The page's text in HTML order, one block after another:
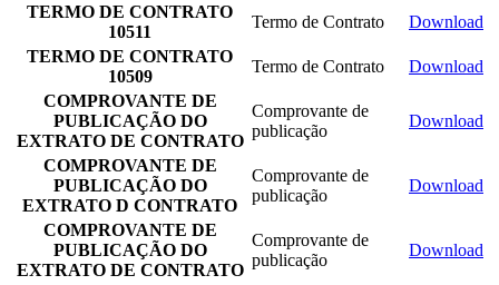
TERMO DE CONTRATO
10511
Termo de Contrato
Download
TERMO DE CONTRATO
10509
Termo de Contrato
Download
COMPROVANTE DE
PUBLICAÇÃO DO
EXTRATO DE CONTRATO
Comprovante de
publicação
Download
COMPROVANTE DE
PUBLICAÇÃO DO
EXTRATO D CONTRATO
Comprovante de
publicação
Download
COMPROVANTE DE
PUBLICAÇÃO DO
EXTRATO DE CONTRATO
Comprovante de
publicação
Download